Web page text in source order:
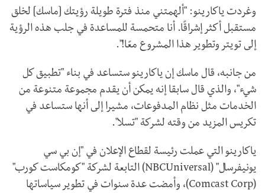
وغردت ياكارينو: "ألهمتني منذ فترة طويلة رؤيتك [ماسك] لخلق
مستقبل أكثر إشراقًا. أنا متحمسة للمساعدة في جلب هذه الرؤية
إلى تويتر وتطوير هذا المشروع معًا!".
من جانبه، قال ماسك إن ياكارينو ستساعد في بناء "تطبيق كل
شيء"، والذي قال سابقا إنه يمكن أن يقدم مجموعة متنوعة من
الخدمات مثل نظام المدفوعات، مشيرا إلى أنها ستساعد في
تكريس المزيد من وقته لشركة "تسلا".
ياكارينو التي عملت رئيسة لقطاع الإعلان في "إن بي سي
يونيفرسال" (NBCUniversal) التابعة لشركة "كومكاست كورب"
(
Comcast Corp)، وأمضت عدة سنوات في تطوير سياساتها